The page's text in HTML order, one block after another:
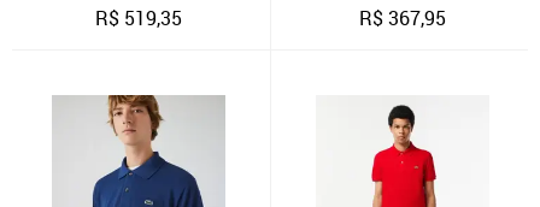
R$ 519,35 R$367,95